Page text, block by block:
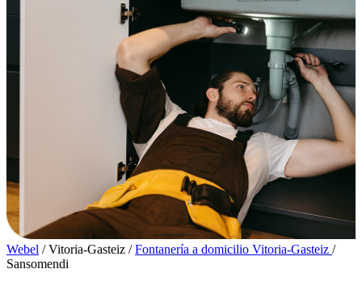
Webel / Vitoria-Gasteiz / Fontanería a domicilio Vitoria-Gasteiz /
Sansomendi